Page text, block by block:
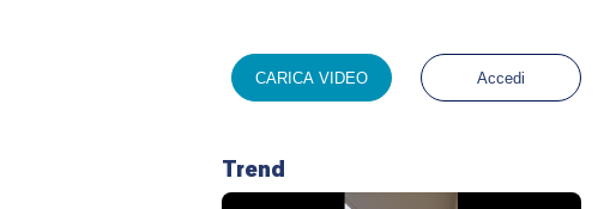
CARICA VIDEO Accedi
Trend